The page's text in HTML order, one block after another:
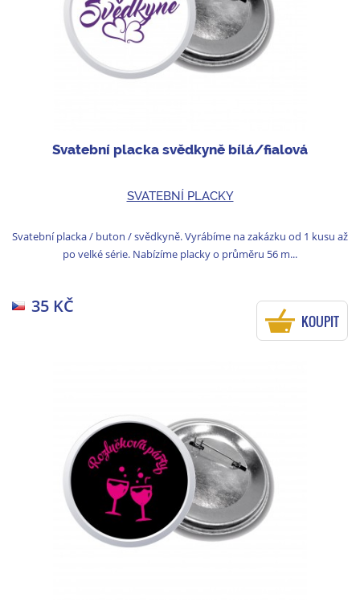
Svatební placka svědkyně bílá/fialová
SVATEBNÍ PLACKY
Svatební placka / buton / svědkyně. Vyrábíme na zakázku od 1 kusu až
po velké série. Nabízíme placky o průměru 56 m...
35 KČ
KOUPIT